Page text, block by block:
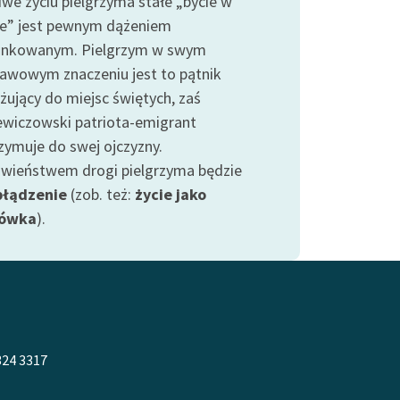
jest pewnym dążeniem
Pielgrzym w swym
znaczeniu jest to pątnik
do miejsc świętych, zaś
patriota-emigrant
do swej ojczyzny.
drogi pielgrzyma będzie
(zob. też: życie jako
).
3317